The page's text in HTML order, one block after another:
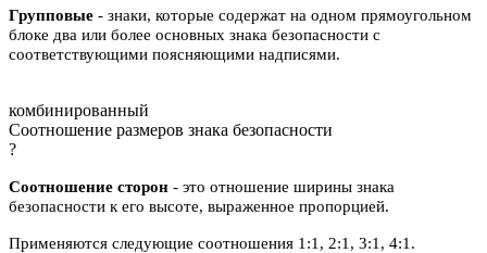
Групповые - знаки, которые содержат на одном прямоугольном
блоке два или более основных знака безопасности с
соответствующими поясняющими надписями.
комбинированный
Соотношение размеров знака безопасности
?
Соотношение сторон - это отношение ширины знака
безопасности к его высоте, выраженное пропорцией.
Применяются следующие соотношения 1:1, 2:1, 3:1, 4:1.